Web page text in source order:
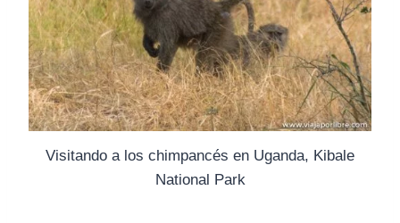
Visitando a los chimpancés en Uganda, Kibale
National Park